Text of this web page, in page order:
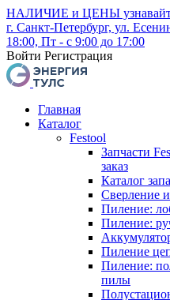
НАЛИЧИЕ и ЦЕНЫ узнавайте
г. Санкт-Петербург, ул.
18:00, Пт - с 9:00 до 17:00
Войти Регистрация
Главная
Каталог
Festool
Запчасти
заказ
Каталог
Сверление
Пиление:
Пиление:
Пиление
Пиление:
пилы